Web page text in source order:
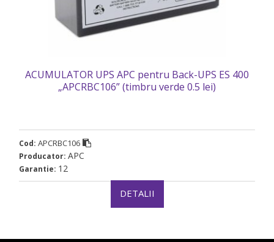
ACUMULATOR UPS APC pentru Back-UPS ES 400
„APCRBC106” (timbru verde 0.5 lei)
Cod: APCRBC106
Producator: APC
Garantie: 12
DETALII